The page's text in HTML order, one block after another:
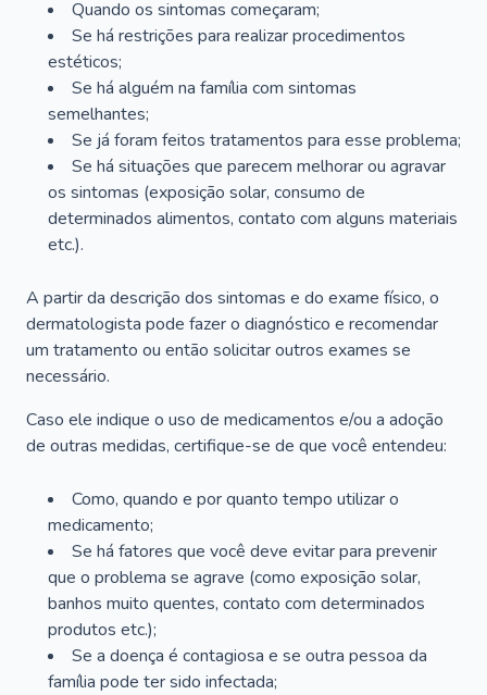
Quando os sintomas começaram;
Se há restrições para realizar procedimentos
estéticos;
Se há alguém na família com sintomas
semelhantes;
Se já foram feitos tratamentos para esse problema;
Se há situações que parecem melhorar ou agravar
os sintomas (exposição solar, consumo de
determinados alimentos, contato com alguns materiais
etc.).
A partir da descrição dos sintomas e do exame físico, o
dermatologista pode fazer o diagnóstico e recomendar
um tratamento ou então solicitar outros exames se
necessário.
Caso ele indique o uso de medicamentos e/ou a adoção
de outras medidas, certifique-se de que você entendeu:
Como, quando e por quanto tempo utilizar o
medicamento;
Se há fatores que você deve evitar para prevenir
que o problema se agrave (como exposição solar,
banhos muito quentes, contato com determinados
produtos etc.);
Se a doença é contagiosa e se outra pessoa da
família pode ter sido infectada;